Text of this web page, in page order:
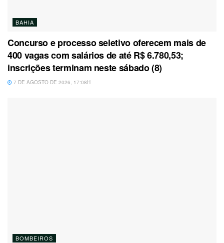
BAHIA
Concurso e processo seletivo oferecem mais de
400 vagas com salários de até R$ 6.780,53;
inscrições terminam neste sábado (8)
7 DE AGOSTO DE 2026, 17:08H
BOMBEIROS